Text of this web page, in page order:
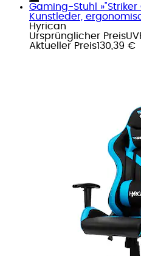
Gaming-Stuhl
Kunstleder,
Hyrican
Ursprünglicher Preis
Aktueller Preis130,39 €